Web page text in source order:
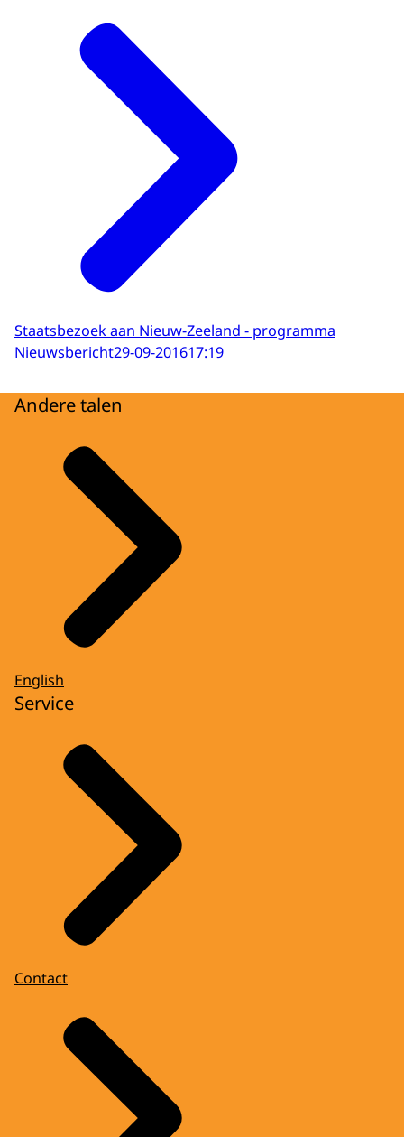
Staatsbezoek aan Nieuw-Zeeland - programma
Nieuwsbericht29-09-201617:19
Andere talen
English
Service
Contact